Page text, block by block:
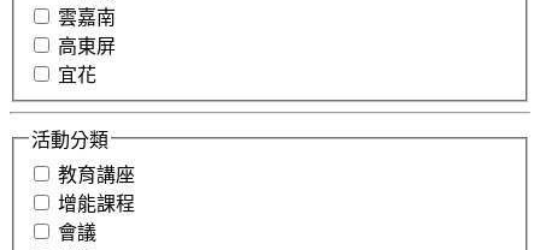
雲嘉南
高東屏
宜花
活動分類
教育講座
增能課程
會議